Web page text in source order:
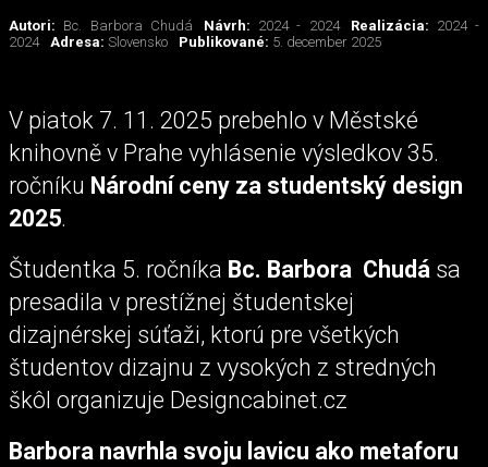
Autori: Bc. Barbora Chudá Návrh: 2024 - 2024 Realizácia: 2024 -
2024
Adresa: Slovensko Publikované: 5. december 2025
V piatok 7. 11. 2025 prebehlo v Městské
knihovně v Prahe vyhlásenie výsledkov 35.
ročníku Národní ceny za studentský design
2025.
Študentka 5. ročníka Bc. Barbora Chudá sa
presadila v prestížnej študentskej
dizajnérskej súťaži, ktorú pre všetkých
študentov dizajnu z vysokých z stredných
škôl organizuje Designcabinet.cz
Barbora navrhla svoju lavicu ako metaforu